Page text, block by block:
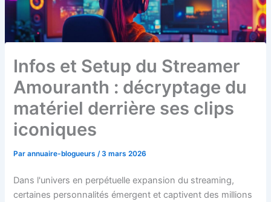
Infos et Setup du Streamer
Amouranth : décryptage du
matériel derrière ses clips
iconiques
Parannuaire-blogueurs/3 mars 2026
Dans l'univers en perpétuelle expansion du streaming,
certaines personnalités émergent et captivent des millions